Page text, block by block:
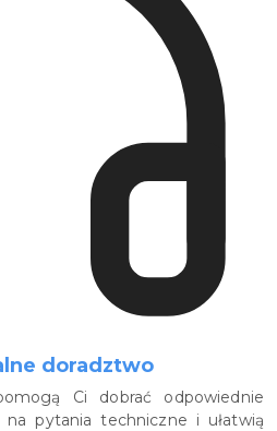
doradztwo
Ci dobrać odpowiednie
na pytania techniczne i ułatwią